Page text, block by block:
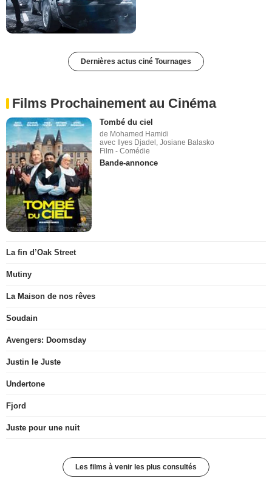
Dernières actus ciné Tournages
Films Prochainement au Cinéma
Tombé du ciel
de Mohamed Hamidi
avec Ilyes Djadel, Josiane Balasko
Film - Comédie
Bande-annonce
La fin d’Oak Street
Mutiny
La Maison de nos rêves
Soudain
Avengers: Doomsday
Justin le Juste
Undertone
Fjord
Juste pour une nuit
Les films à venir les plus consultés